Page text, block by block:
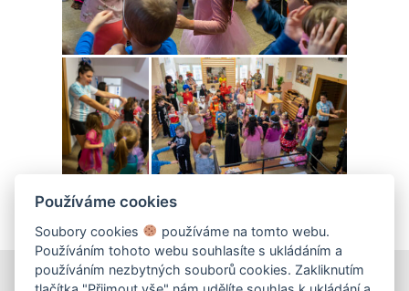
Používáme cookies
Soubory cookies
používáme na tomto webu.
Používáním tohoto webu souhlasíte s ukládáním a
používáním nezbytných souborů cookies. Zakliknutím